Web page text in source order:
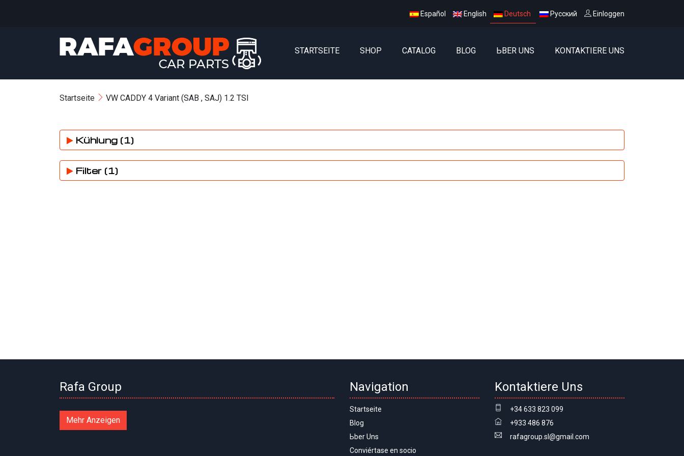
Español English Deutsch Русский Einloggen
STARTSEITE SHOP CATALOG BLOG ЬBER UNS KONTAKTIERE UNS
Startseite VW CADDY 4 Variant (SAB , SAJ) 1.2 TSI
Kühlung (1)
Filter (1)
Rafa Group
Mehr Anzeigen
Navigation
Startseite
Blog
Ьber Uns
Conviértase en socio
Kontaktiere Uns
+34 633 823 099
+933 486 876
rafagroup.sl@gmail.com